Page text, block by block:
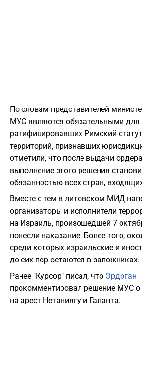
По словам представителей
МУС являются обязательными для
ратифицировавших Римский
территорий, признавших
отметили, что после выдачи
выполнение этого решения
обязанностью всех стран,
Вместе с тем в литовском МИД
организаторы и исполнители
на Израиль, произошедшей 7
понесли наказание. Более того,
среди которых израильские и
до сих пор остаются в заложниках.
Ранее "Курсор" писал, что Эрдоган
прокомментировал решение МУС
на арест Нетаниягу и Галанта.